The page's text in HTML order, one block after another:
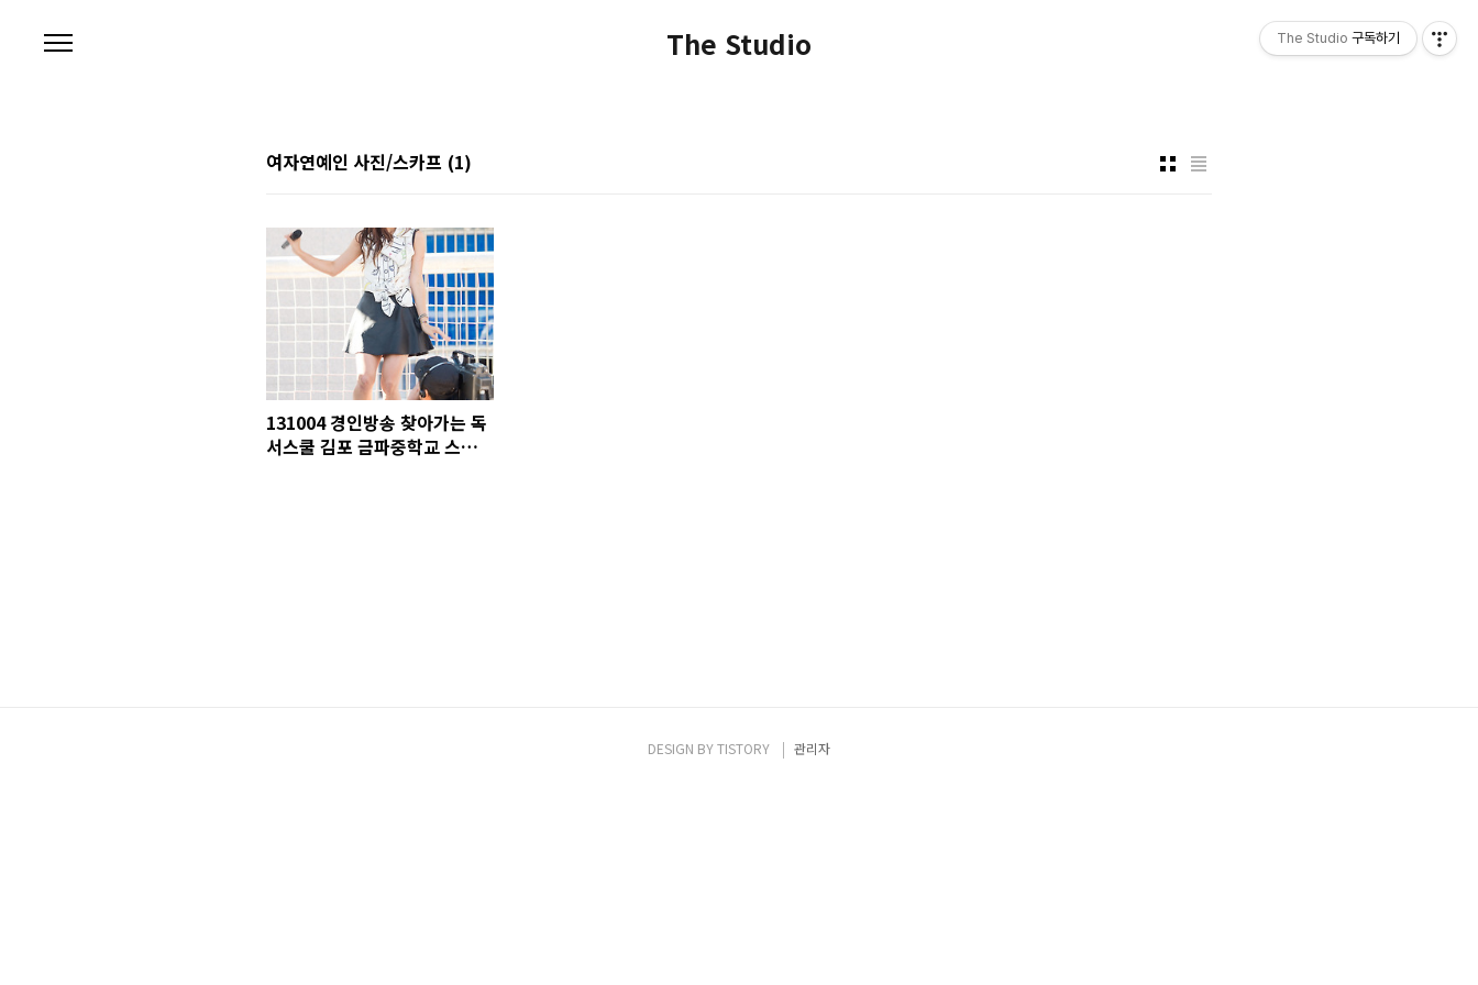
The Studio
여자연예인 사진/스카프 (1)
131004 경인방송 찾아가는 독
서스쿨 김포 금파중학교 스카
DESIGN BYTISTORY 관리자
The Studio 구독하기